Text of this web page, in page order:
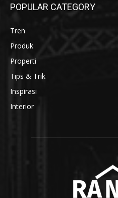
POPULAR CATEGORY
Tren
Produk
Properti
Tips & Trik
Inspirasi
Interior